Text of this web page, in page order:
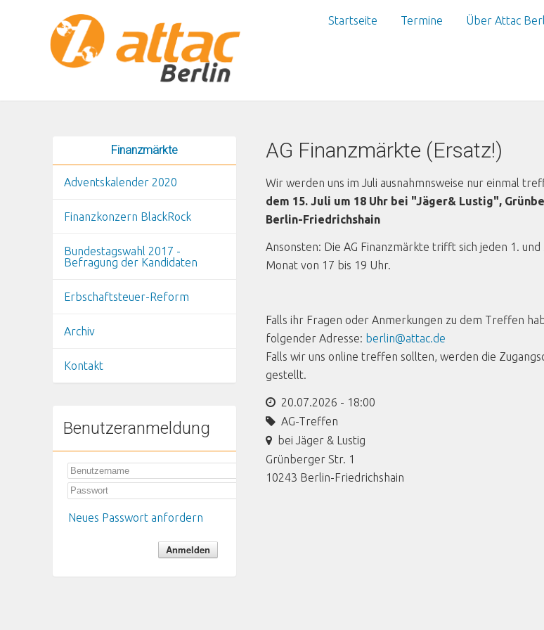
Startseite
Termine Über Attac
AG Finanzmärkte (Ersatz!)
Wir werden uns im Juli ausnahmnsweise nur einmal
dem 15. Juli um 18 Uhr bei "Jäger& Lustig",
Berlin-Friedrichshain
Ansonsten: Die AG Finanzmärkte trifft sich jeden 1. und
Monat von 17 bis 19 Uhr.
Falls ihr Fragen oder Anmerkungen zu dem Treffen
folgender Adresse: berlin@attac.de
Falls wir uns online treffen sollten, werden die
gestellt.
20.07.2026 - 18:00
AG-Treffen
bei Jäger & Lustig
Grünberger Str. 1
10243 Berlin-Friedrichshain
Finanzmärkte
Adventskalender 2020
Finanzkonzern BlackRock
Bundestagswahl 2017 -
Befragung der Kandidaten
Erbschaftsteuer-Reform
Archiv
Kontakt
Benutzeranmeldung
Neues Passwort anfordern